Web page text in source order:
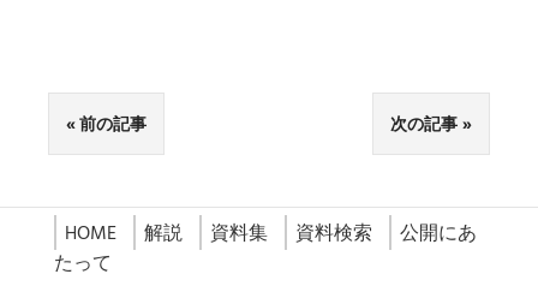
前の記事 次の記事
HOME 解説 資料集 資料検索
公開にあ
たって